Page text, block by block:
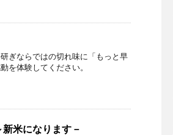
ぎならではの切れ味に「もっと早
を体験してください。
米になります－